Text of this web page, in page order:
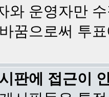
와 운영자만
꿈으로써 투
판에 접근이